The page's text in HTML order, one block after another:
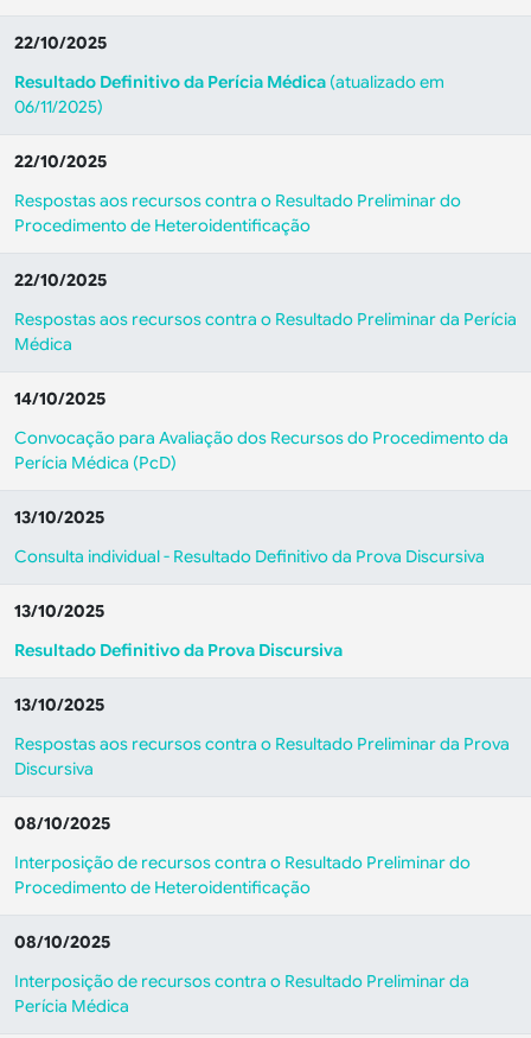
22/10/2025
Resultado Definitivo da Perícia Médica (atualizado em
06/11/2025)
22/10/2025
Respostas aos recursos contra o Resultado Preliminar do
Procedimento de Heteroidentificação
22/10/2025
Respostas aos recursos contra o Resultado Preliminar da Perícia
Médica
14/10/2025
Convocação para Avaliação dos Recursos do Procedimento da
Perícia Médica (PcD)
13/10/2025
Consulta individual - Resultado Definitivo da Prova Discursiva
13/10/2025
Resultado Definitivo da Prova Discursiva
13/10/2025
Respostas aos recursos contra o Resultado Preliminar da Prova
Discursiva
08/10/2025
Interposição de recursos contra o Resultado Preliminar do
Procedimento de Heteroidentificação
08/10/2025
Interposição de recursos contra o Resultado Preliminar da
Perícia Médica